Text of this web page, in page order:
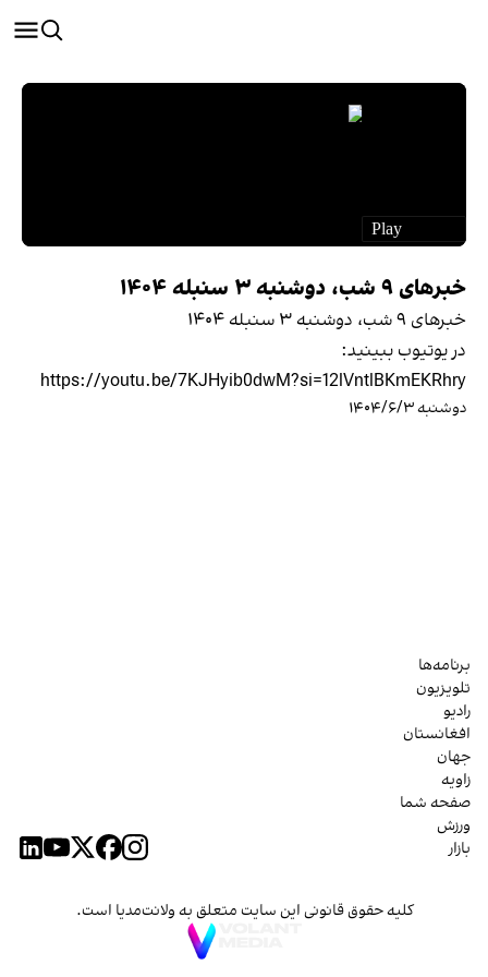
خبرهای ۹ شب، دوشنبه ۳ سنبله ۱۴۰۴
خبرهای ۹ شب، دوشنبه ۳ سنبله ۱۴۰۴
در یوتیوب ببینید:
https://youtu.be/7KJHyib0dwM?si=12lVntlBKmEKRhry
دوشنبه ۱۴۰۴/۶/۳
برنامه‌ها
تلویزیون
رادیو
افغانستان
جهان
زاویه
صفحه شما
ورزش
بازار
کلیه حقوق قانونی این سایت متعلق به ولانت‌مدیا است.